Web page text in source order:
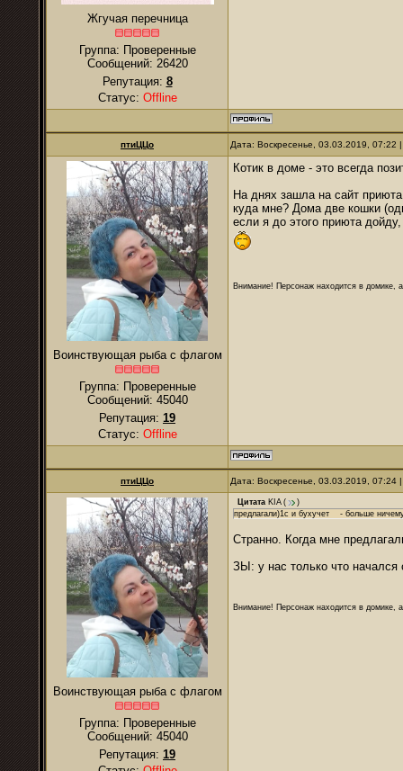
Жгучая перечница
Группа: Проверенные
Сообщений: 26420
Репутация: 8
Статус: Offline
птиЦЦо Дата: Воскресенье, 03.03.2019,
Воинствующая рыба с флагом
Группа: Проверенные
Сообщений: 45040
Репутация: 19
Статус: Offline
Котик в доме - это всегда
На днях зашла на сайт
куда мне? Дома две кошки
если я до этого приюта
Внимание! Персонаж находится в домике,
птиЦЦо Дата: Воскресенье, 03.03.2019,
Воинствующая рыба с флагом
Группа: Проверенные
Сообщений: 45040
Репутация: 19
Цитата KIA(
)
предлагали)1с и бухучет - больше
Странно. Когда мне
ЗЫ: у нас только что начался
Внимание! Персонаж находится в домике,